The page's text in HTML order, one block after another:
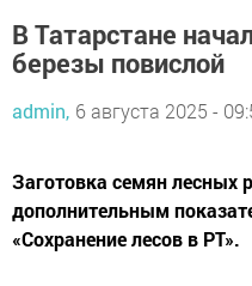
В Татарстане
березы повислой
admin, 6 августа 2025 -
Заготовка семян лесных
дополнительным
«Сохранение лесов в РТ».